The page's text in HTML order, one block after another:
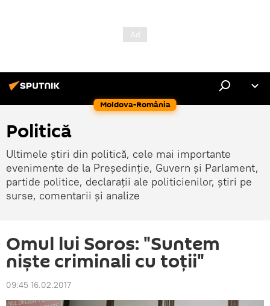
Moldova-România
Politică
Ultimele știri din politică, cele mai importante
evenimente de la Președinție, Guvern și Parlament,
partide politice, declarații ale politicienilor, știri pe
surse, comentarii și analize
Omul lui Soros: "Suntem
niște criminali cu toții"
09:45 16.02.2017